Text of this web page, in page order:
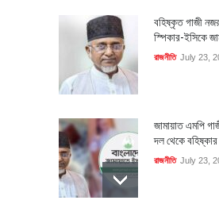
বহিষ্কৃত গাজী
স্পিকার-ইসিকে
রাজনীতি July 23,
জামায়াত এমপি
দল থেকে বহিষ্কার
রাজনীতি July 23,